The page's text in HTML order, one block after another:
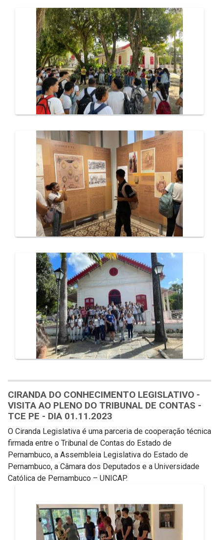
CIRANDA DO CONHECIMENTO LEGISLATIVO -
VISITA AO PLENO DO TRIBUNAL DE CONTAS -
TCE PE - DIA 01.11.2023
O Ciranda Legislativa é uma parceria de cooperação técnica
firmada entre o Tribunal de Contas do Estado de
Pernambuco, a Assembleia Legislativa do Estado de
Pernambuco, a Câmara dos Deputados e a Universidade
Católica de Pernambuco – UNICAP.